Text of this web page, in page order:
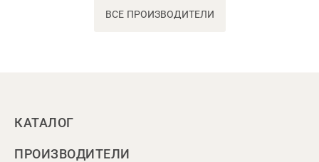
ВСЕ ПРОИЗВОДИТЕЛИ
КАТАЛОГ
ПРОИЗВОДИТЕЛИ